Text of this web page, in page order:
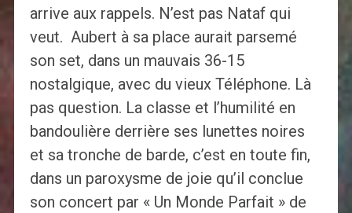
arrive aux rappels. N’est pas Nataf qui
veut. Aubert à sa place aurait parsemé
son set, dans un mauvais 36-15
nostalgique, avec du vieux Téléphone. Là
pas question. La classe et l’humilité en
bandoulière derrière ses lunettes noires
et sa tronche de barde, c’est en toute fin,
dans un paroxysme de joie qu’il conclue
son concert par « Un Monde Parfait » de